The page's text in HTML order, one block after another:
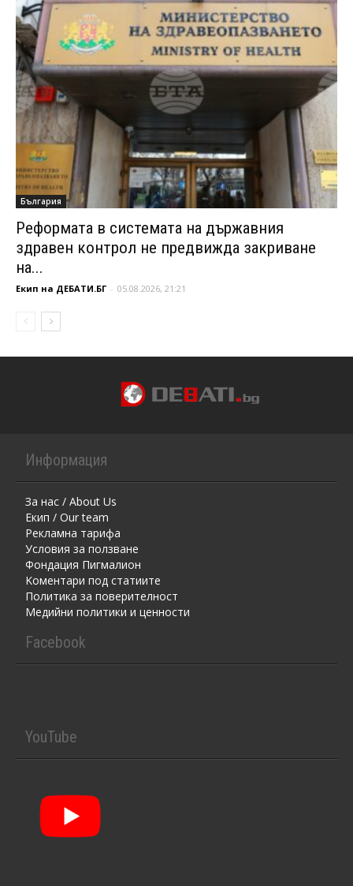
България
Реформата в системата на държавния
здравен контрол не предвижда закриване
на...
Екип на ДЕБАТИ.БГ - 05.08.2026, 21:21
Информация
За нас / About Us
Екип / Our team
Рекламна тарифа
Условия за ползване
Фондация Пигмалион
Kоментaри под статиите
Политика за поверителност
Медийни политики и ценности
Facebook
YouTube